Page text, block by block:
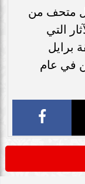
متحف من
التي
برايل
في عام